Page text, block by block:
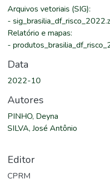
Arquivos vetoriais (SIG):
-
Relatório e mapas:
-
Data
2022-10
Autores
PINHO, Deyna
SILVA, José Antônio
Editor
CPRM